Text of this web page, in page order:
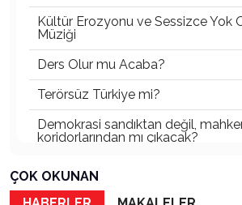
Kültür Erozyonu ve Sessizce Yok
Müziği
Ders Olur mu Acaba?
Terörsüz Türkiye mi?
Demokrasi sandıktan değil,
koridorlarından mı çıkacak?
Gazetecinin kaderi!..
Turizmde Herşey Dahil Sistemi
ÇOK OKUNAN